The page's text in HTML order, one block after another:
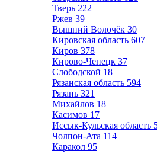
Тверь 222
Ржев 39
Вышний Волочёк 30
Кировская область 607
Киров 378
Кирово-Чепецк 37
Слободской 18
Рязанская область 594
Рязань 321
Михайлов 18
Касимов 17
Иссык-Кульская область
Чолпон-Ата 114
Каракол 95